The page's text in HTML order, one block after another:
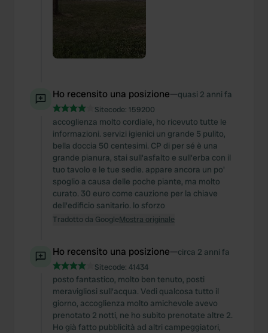
Ho recensito una posizione—quasi 2 anni fa
Sitecode: 159200
accoglienza molto cordiale, ho ricevuto tutte le
informazioni. servizi igienici un grande 5 pulito,
bella doccia 50 centesimi. CP di per sé è una
grande pianura, stai sull'asfalto e sull'erba con il
tuo tavolo e le tue sedie. appare ancora un po'
spoglio a causa delle poche piante, ma molto
curato. 30 euro come cauzione per la chiave
dell'edificio sanitario. lo sforzo
Tradotto da GoogleMostra originale
Ho recensito una posizione—circa 2 anni fa
Sitecode: 41434
posto fantastico, molto ben tenuto, posti
meravigliosi sull'acqua. Vedi qualcosa tutto il
giorno, accoglienza molto amichevole avevo
prenotato 2 notti, ne ho subito prenotate altre 2.
Ho già fatto pubblicità ad altri campeggiatori,